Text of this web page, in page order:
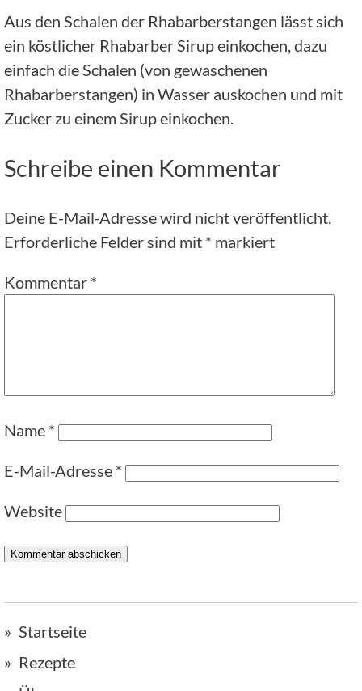
Aus den Schalen der Rhabarberstangen lässt sich
ein köstlicher Rhabarber Sirup einkochen, dazu
einfach die Schalen (von gewaschenen
Rhabarberstangen) in Wasser auskochen und mit
Zucker zu einem Sirup einkochen.
Schreibe einen Kommentar
Deine E-Mail-Adresse wird nicht veröffentlicht.
Erforderliche Felder sind mit * markiert
Kommentar *
Name *
E-Mail-Adresse *
Website
Startseite
Rezepte